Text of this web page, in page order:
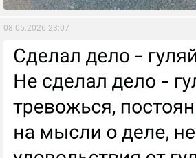
08.05.2026 23:07